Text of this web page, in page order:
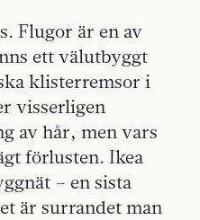
Flugor är en av
ett välutbyggt
klisterremsor i
visserligen
av hår, men vars
förlusten. Ikea
– en sista
är surrandet man